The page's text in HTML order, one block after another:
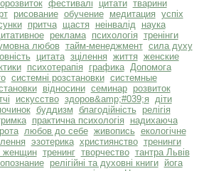
фестивалі цитати тварини
рисование обучение медитация успіх
притча щастя неінвалід
наука
реклама психологія тренінги
любов тайм-менеджмент сила духу
цитата зцілення життя женские
психотерапія графика
Допомога
системні розстановки системные
відносини семинар
розвиток
искусство здоров&amp;#039;я
діти
буддизм благодійність
релігія
практична психологія
надихаюча
любов до себе живопись екологічне
эзотерика християнство тренинги
женщин тренинг творчество тантра Львів
релігійні та духовні книги
йога